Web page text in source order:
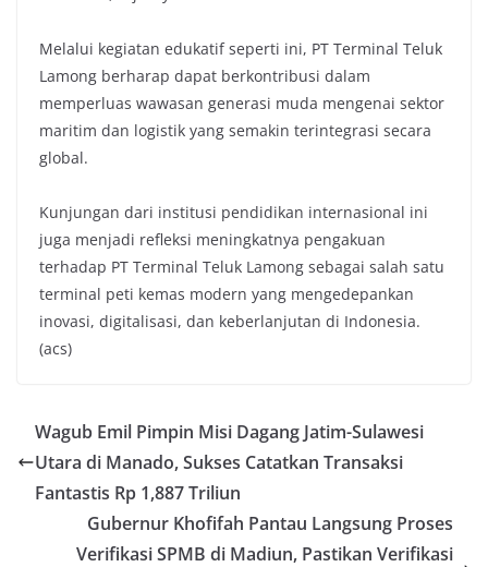
Melalui kegiatan edukatif seperti ini, PT Terminal Teluk
Lamong berharap dapat berkontribusi dalam
memperluas wawasan generasi muda mengenai sektor
maritim dan logistik yang semakin terintegrasi secara
global.
Kunjungan dari institusi pendidikan internasional ini
juga menjadi refleksi meningkatnya pengakuan
terhadap PT Terminal Teluk Lamong sebagai salah satu
terminal peti kemas modern yang mengedepankan
inovasi, digitalisasi, dan keberlanjutan di Indonesia.
(acs)
Wagub Emil Pimpin Misi Dagang Jatim-Sulawesi
Utara di Manado, Sukses Catatkan Transaksi
Fantastis Rp 1,887 Triliun
Gubernur Khofifah Pantau Langsung Proses
Verifikasi SPMB di Madiun, Pastikan Verifikasi